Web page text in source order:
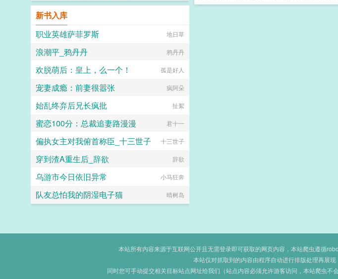
新书入库
职业英雄萨菲罗斯
地日草
浪潮平_鸦丹丹 鸦丹丹
欢脱萌后：皇上，么一个！ 孤是好人
宠妻成瘾：前妻很嚣张 疯阿朵
始乱终弃后兄长疯批 扯絮
蜜恋100分：总裁追妻路漫漫 君十一
偏执女主对我俯首称臣_十三世子 十三世子
穿到渣A重生后_辞欲 辞欲
乌游市今日依旧异常 小马狂奔
队友总怕我的阴湿电子猫 晴树岛
本站所有内容来源于互联网公开且无需登录即可获取的网页内容，本站爬虫遵循
本站仅对抓取到的内容由程序自动进行排版处理再展
同时您可手动提交相关目标站点网址给我们（站点内容必须允许游客访问，本站爬虫不